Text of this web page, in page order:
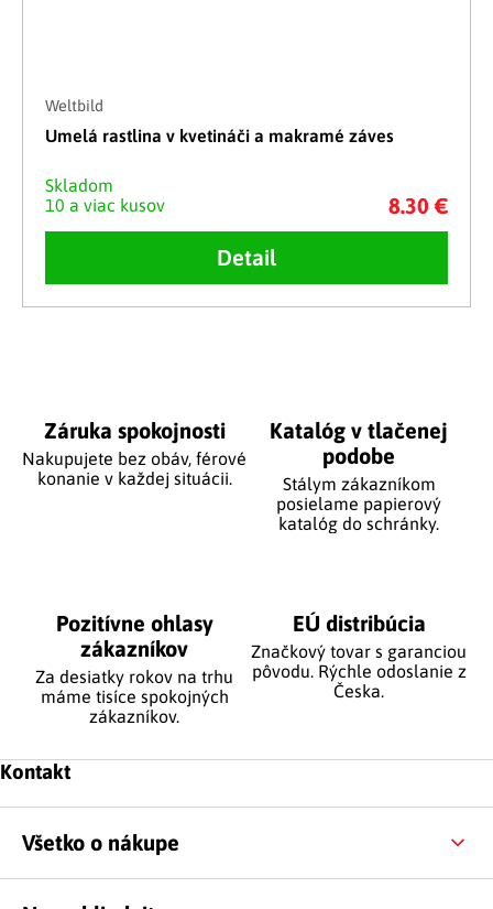
Weltbild
Umelá rastlina v kvetináči a makramé záves
Skladom
10 a viac kusov
8.30 €
Detail
Záruka spokojnosti
Nakupujete bez obáv, férové
​​konanie v každej situácii.
Katalóg v tlačenej
podobe
Stálym zákazníkom
posielame papierový
katalóg do schránky.
Pozitívne ohlasy
zákazníkov
Za desiatky rokov na trhu
máme tisíce spokojných
zákazníkov.
EÚ distribúcia
Značkový tovar s garanciou
pôvodu. Rýchle odoslanie z
Česka.
Zápätie
Kontakt
Všetko o nákupe